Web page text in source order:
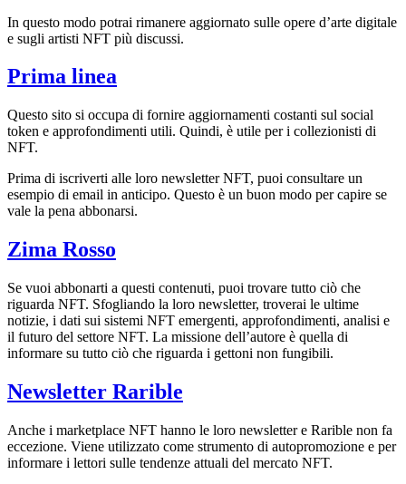
In questo modo potrai rimanere aggiornato sulle opere d’arte digitale
e sugli artisti NFT più discussi.
Prima linea
Questo sito si occupa di fornire aggiornamenti costanti sul social
token e approfondimenti utili. Quindi, è utile per i collezionisti di
NFT.
Prima di iscriverti alle loro newsletter NFT, puoi consultare un
esempio di email in anticipo. Questo è un buon modo per capire se
vale la pena abbonarsi.
Zima Rosso
Se vuoi abbonarti a questi contenuti, puoi trovare tutto ciò che
riguarda NFT. Sfogliando la loro newsletter, troverai le ultime
notizie, i dati sui sistemi NFT emergenti, approfondimenti, analisi e
il futuro del settore NFT. La missione dell’autore è quella di
informare su tutto ciò che riguarda i gettoni non fungibili.
Newsletter Rarible
Anche i marketplace NFT hanno le loro newsletter e Rarible non fa
eccezione. Viene utilizzato come strumento di autopromozione e per
informare i lettori sulle tendenze attuali del mercato NFT.